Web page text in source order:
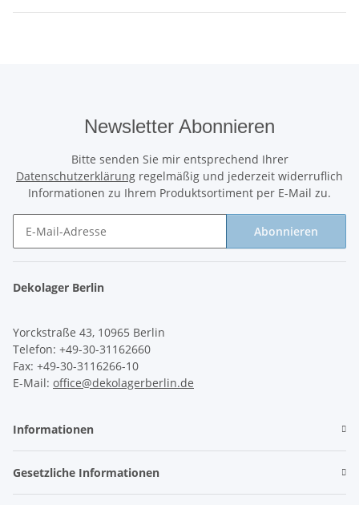
Newsletter Abonnieren
Bitte senden Sie mir entsprechend Ihrer
Datenschutzerklärung regelmäßig und jederzeit widerruflich
Informationen zu Ihrem Produktsortiment per E-Mail zu.
Abonnieren
Dekolager Berlin
Yorckstraße 43, 10965 Berlin
Telefon: +49-30-31162660
Fax: +49-30-3116266-10
E-Mail: office@dekolagerberlin.de
Informationen
Gesetzliche Informationen